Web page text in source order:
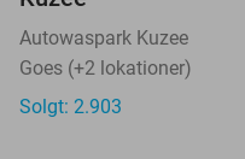
Autowaspark Kuzee
Goes (+2 lokationer)
Solgt: 2.903